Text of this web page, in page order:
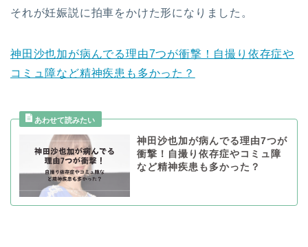
それが妊娠説に拍車をかけた形になりました。
神田沙也加が病んでる理由7つが衝撃！自撮り依存症や
コミュ障など精神疾患も多かった？
神田沙也加が病んでる理由7つが
衝撃！自撮り依存症やコミュ障
など精神疾患も多かった？